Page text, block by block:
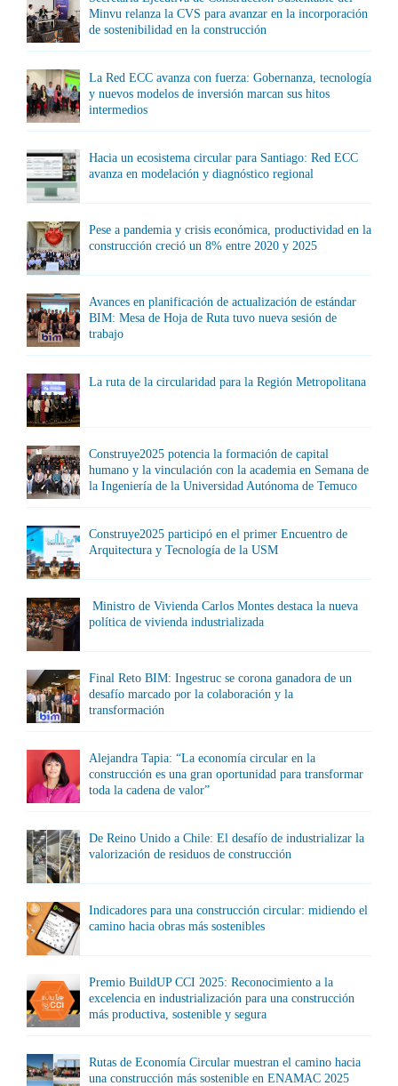
Minvu relanza la CVS para avanzar en la incorporación
de sostenibilidad en la construcción
La Red ECC avanza con fuerza: Gobernanza, tecnología
y nuevos modelos de inversión marcan sus hitos
intermedios
Hacia un ecosistema circular para Santiago: Red ECC
avanza en modelación y diagnóstico regional
Pese a pandemia y crisis económica, productividad en la
construcción creció un 8% entre 2020 y 2025
Avances en planificación de actualización de estándar
BIM: Mesa de Hoja de Ruta tuvo nueva sesión de
trabajo
La ruta de la circularidad para la Región Metropolitana
Construye2025 potencia la formación de capital
humano y la vinculación con la academia en Semana de
la Ingeniería de la Universidad Autónoma de Temuco
Construye2025 participó en el primer Encuentro de
Arquitectura y Tecnología de la USM
Ministro de Vivienda Carlos Montes destaca la nueva
política de vivienda industrializada
Final Reto BIM: Ingestruc se corona ganadora de un
desafío marcado por la colaboración y la
transformación
Alejandra Tapia: “La economía circular en la
construcción es una gran oportunidad para transformar
toda la cadena de valor”
De Reino Unido a Chile: El desafío de industrializar la
valorización de residuos de construcción
Indicadores para una construcción circular: midiendo el
camino hacia obras más sostenibles
Premio BuildUP CCI 2025: Reconocimiento a la
excelencia en industrialización para una construcción
más productiva, sostenible y segura
Rutas de Economía Circular muestran el camino hacia
una construcción más sostenible en ENAMAC 2025